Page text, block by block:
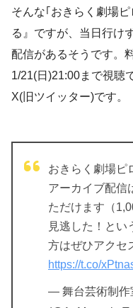
そんな｢おきらく劇場
る』ですが、当日行け
配信があるそうです。
1/21(日)21:00まで視聴
X(旧ツイッター)です。
おきらく劇場ピ
アーカイブ配信
ただけます（
見逃した！とい
方はぜひアクセ
https://t.co/
— 舞台芸術制作